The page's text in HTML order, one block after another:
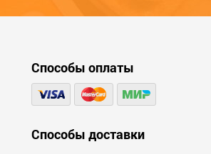
Способы оплаты
Способы доставки